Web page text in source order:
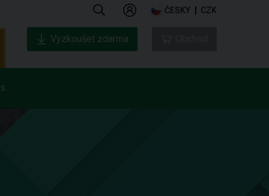
ČESKY CZK
Vyzkoušet zdarma